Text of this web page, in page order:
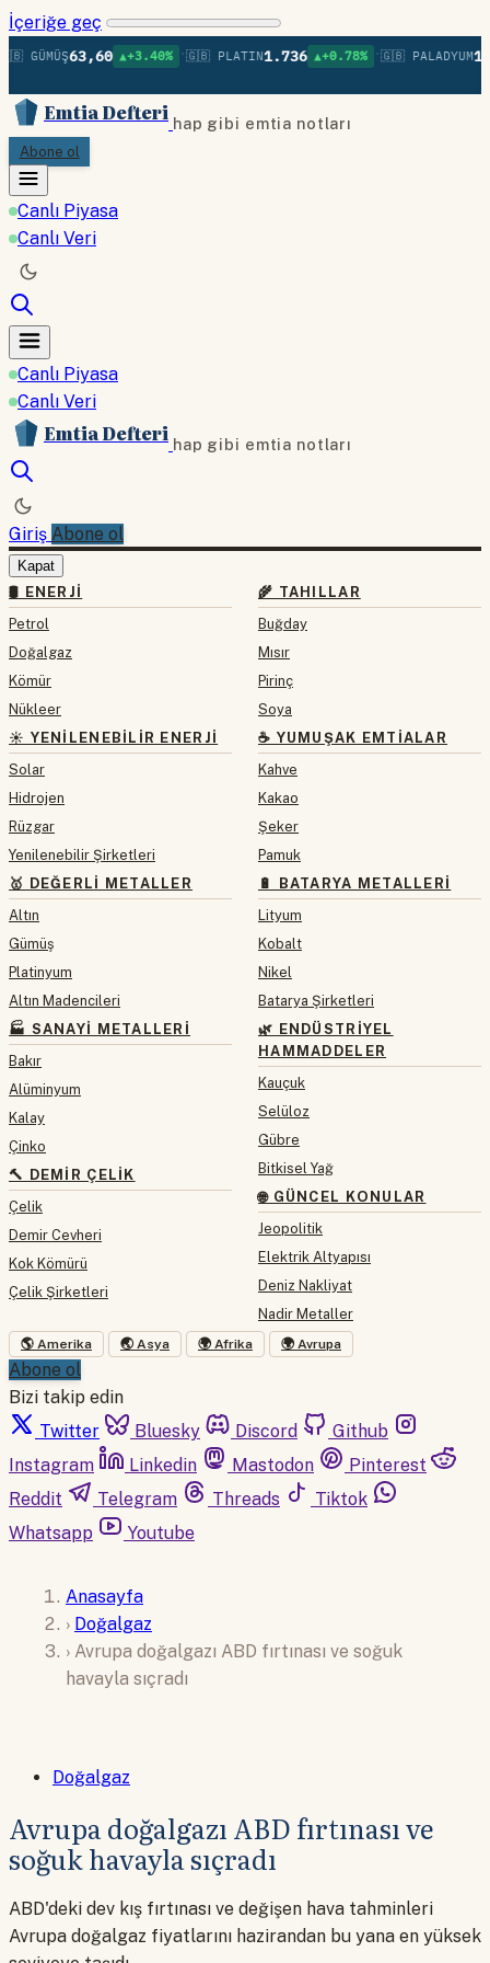
İçeriğe geç
GÜMÜŞ63,60 ▲+3.40% •🇬🇧 PLATIN1.736 ▲+0.78% •🇬🇧 PALADYUM
Emtia Defteri hap gibi emtia notları
Abone ol
Canlı Piyasa
Canlı Veri
Canlı Piyasa
Canlı Veri
Emtia Defteri hap gibi emtia notları
Giriş Abone ol
Kapat
🛢 ENERJI
Petrol
Doğalgaz
Kömür
Nükleer
☀️ YENILENEBILIR ENERJI
Solar
Hidrojen
Rüzgar
Yenilenebilir Şirketleri
🥇 DEĞERLI METALLER
Altın
Gümüş
Platinyum
Altın Madencileri
🏭 SANAYI METALLERI
Bakır
Alüminyum
Kalay
Çinko
🔨 DEMIR ÇELIK
Çelik
Demir Cevheri
Kok Kömürü
Çelik Şirketleri
🌾 TAHILLAR
Buğday
Mısır
Pirinç
Soya
☕ YUMUŞAK EMTIALAR
Kahve
Kakao
Şeker
Pamuk
🔋 BATARYA METALLERI
Lityum
Kobalt
Nikel
Batarya Şirketleri
🌿 ENDÜSTRIYEL
HAMMADDELER
Kauçuk
Selüloz
Gübre
Bitkisel Yağ
🌐 GÜNCEL KONULAR
Jeopolitik
Elektrik Altyapısı
Deniz Nakliyat
Nadir Metaller
🌎 Amerika 🌏 Asya 🌍 Afrika 🌍 Avrupa
Abone ol
Bizi takip edin
Twitter
Bluesky Discord
Github
Instagram
Linkedin Mastodon
Pinterest
Reddit
Telegram Threads
Tiktok
Whatsapp
Youtube
Anasayfa
› Doğalgaz
› Avrupa doğalgazı ABD fırtınası ve soğuk
havayla sıçradı
Doğalgaz
Avrupa doğalgazı ABD fırtınası ve
soğuk havayla sıçradı
ABD'deki dev kış fırtınası ve değişen hava tahminleri
Avrupa doğalgaz fiyatlarını hazirandan bu yana en yüksek